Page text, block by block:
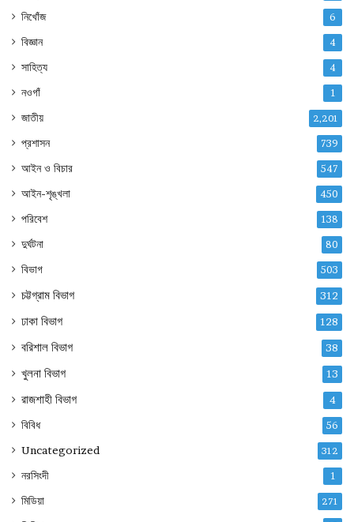
নিখোঁজ 6
বিজ্ঞান 4
সাহিত্য 4
নওগাঁ 1
জাতীয় 2,201
প্রশাসন 739
আইন ও বিচার 547
আইন-শৃঙ্খলা 450
পরিবেশ 138
দুর্ঘটনা 80
বিভাগ 503
চট্টগ্রাম বিভাগ 312
ঢাকা বিভাগ 128
বরিশাল বিভাগ 38
খুলনা বিভাগ 13
রাজশাহী বিভাগ 4
বিবিধ 56
Uncategorized 312
নরসিংদী 1
মিডিয়া 271